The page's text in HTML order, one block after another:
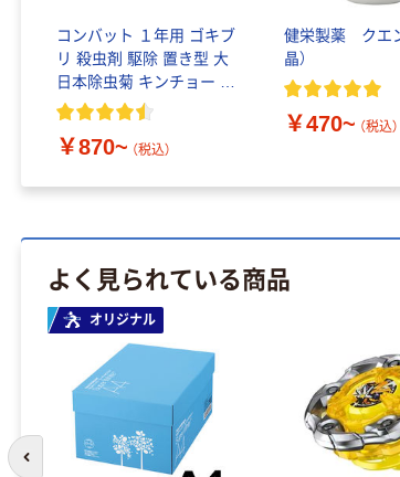
コンバット １年用 ゴキブ
リ 殺虫剤 駆除 置き型 大
日本除虫菊 キンチョー キ
ンチョウ
￥870~ （税込）
健栄製薬 クエ
晶）
￥470~ （税込）
よく見られている商品
オリジナル
前のスライドへ
ファーストレイ
ト ニトリルグ
ローブ ブル
ー 粉なし（パ
￥698~ （税込）
オリジナル
本気プライス
蛍光オプテック
ス1(アスクル限
定モデル) 蛍光
ペン ゼブラ
￥52~ （税込）